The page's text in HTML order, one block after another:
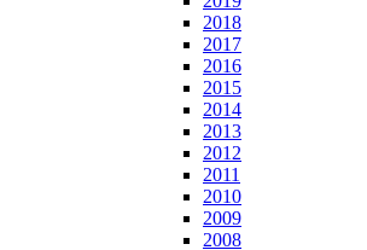
2018
2017
2016
2015
2014
2013
2012
2011
2010
2009
2008